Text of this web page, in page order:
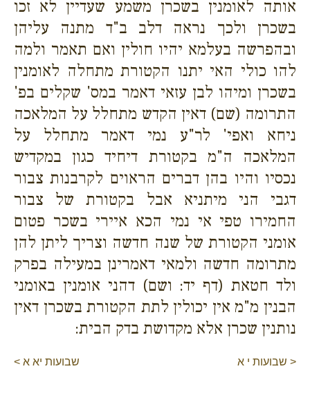
אותה לאומנין בשכרן משמע שעדיין לא זכו
בשכרן ולכך נראה דלב ב"ד מתנה עליהן
ובהפרשה בעלמא יהיו חולין ואם תאמר ולמה
להו כולי האי יתנו הקטורת מתחלה לאומנין
בשכרן ומיהו לבן עזאי דאמר במס' שקלים בפ'
התרומה (שם) דאין הקדש מתחלל על המלאכה
ניחא ואפי' לר"ע נמי דאמר מתחלל על
המלאכה ה"מ בקטורת דיחיד כגון במקדיש
נכסיו והיו בהן דברים הראוים לקרבנות צבור
דגבי הני מיתניא אבל בקטורת של צבור
החמירו טפי אי נמי הכא איירי בשכר פטום
אומני הקטורת של שנה חדשה וצריך ליתן להן
מתרומה חדשה ולמאי דאמרינן במעילה בפרק
ולד חטאת (דף יד: ושם) דהני אומנין באומני
הבנין מ"מ אין יכולין לתת הקטורת בשכרן דאין
נותנין שכרן אלא מקדושת בדק הבית:
< שבועות י א שבועות יא א >